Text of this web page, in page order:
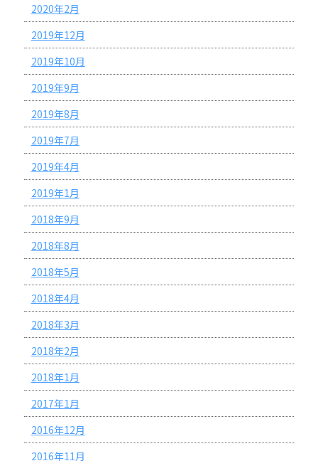
2020年2月
2019年12月
2019年10月
2019年9月
2019年8月
2019年7月
2019年4月
2019年1月
2018年9月
2018年8月
2018年5月
2018年4月
2018年3月
2018年2月
2018年1月
2017年1月
2016年12月
2016年11月